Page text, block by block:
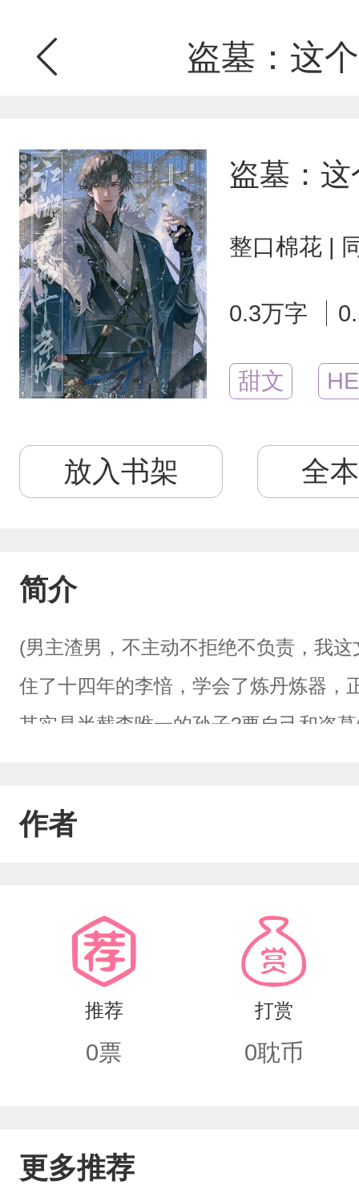
盗墓：这
盗墓：
整口棉花 |
0.3万字
甜文 HE
放入书架 全
简介
(男主渣男，不主动不拒绝不负责，我
住了十四年的李愔，学会了炼丹炼器，
其实是半截李唯一的孙子?要自己和盗
救命!
作者
推荐
0票
打赏
0耽币
更多推荐